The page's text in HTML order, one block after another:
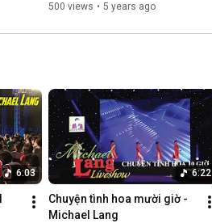
500 views • 5 years ago
6:03 6:22
Chuyện tình hoa mười giờ -
Michael Lang